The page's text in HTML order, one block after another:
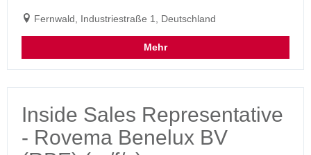
Fernwald, Industriestraße 1, Deutschland
Mehr
Inside Sales Representative
- Rovema Benelux BV